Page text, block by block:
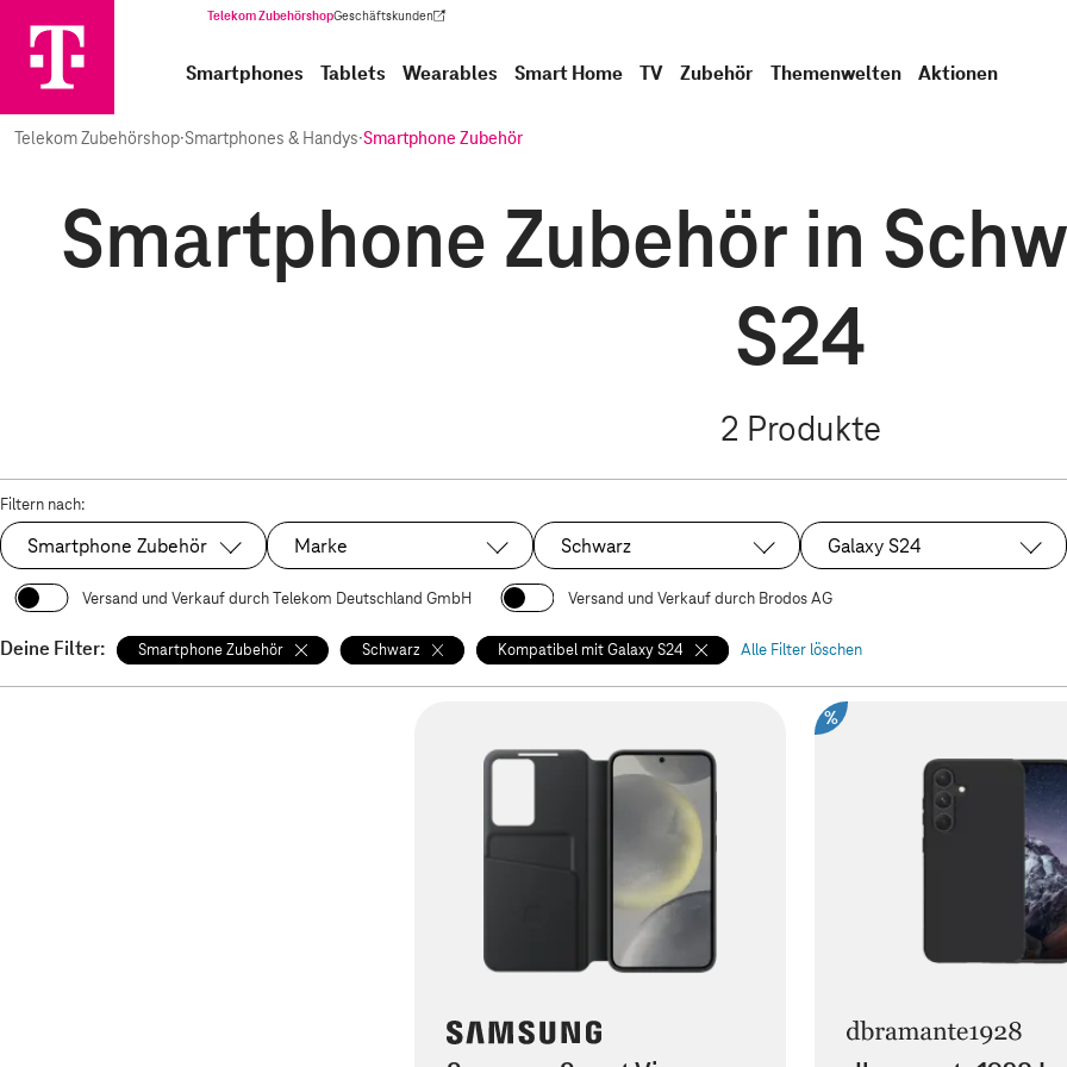
Telekom ZubehörshopGeschäftskunden
(Wird in einem neuen Tab geöffnet)
Smartphones Tablets Wearables Smart Home TV Zubehör Themenwelten Aktionen
Telekom Zubehörshop·Smartphones & Handys·Smartphone Zubehör
Smartphone Zubehör in
S24
2 Produkte
Filtern nach:
Ausgewählt:
Smartphone Zubehör Marke Ausgewählt:
Schwarz Ausgewählt:
Galaxy S24
Versand und Verkauf durch Telekom Deutschland GmbH Versand und Verkauf durch Brodos AG
Deine Filter: Smartphone Zubehör Schwarz Kompatibel mit Galaxy S24 Alle Filter löschen
%